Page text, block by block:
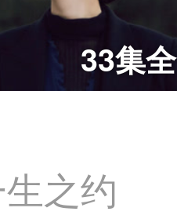
33集全
之约